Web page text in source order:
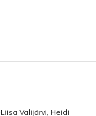
Valijärvi, Heidi